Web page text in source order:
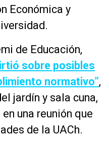
Económica y
de Educación,
sobre posibles
normativo”,
jardín y sala cuna,
una reunión que
de la UACh.